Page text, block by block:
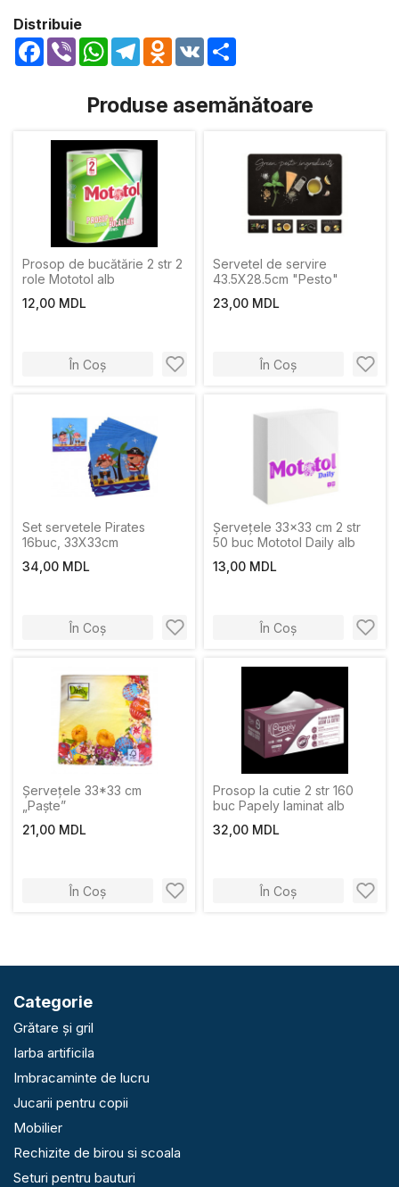
Distribuie
Facebook
Viber WhatsApp
TelegramOdnoklassniki
VK
Produse asemănătoare
Prosop de bucătărie 2 str 2
role Mototol alb
12,00 MDL
În Coș
Servetel de servire
43.5Х28.5cm "Pesto"
23,00 MDL
În Coș
Set servetele Pirates
16buc, 33Х33cm
34,00 MDL
În Coș
Șervețele 33x33 cm 2 str
50 buc Mototol Daily alb
13,00 MDL
În Coș
Șervețele 33*33 cm
„Paște”
21,00 MDL
În Coș
Prosop la cutie 2 str 160
buc Papely laminat alb
32,00 MDL
În Coș
Categorie
Grătare și gril
Iarba artificila
Imbracaminte de lucru
Jucarii pentru copii
Mobilier
Rechizite de birou si scoala
Seturi pentru bauturi